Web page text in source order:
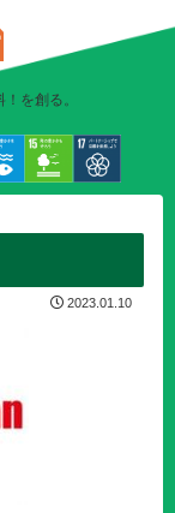
を創る。
2023.01.10